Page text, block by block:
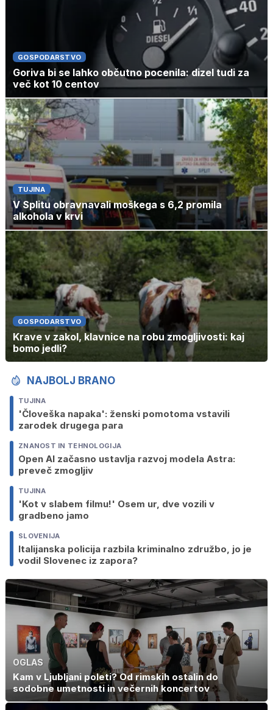
GOSPODARSTVO
Goriva bi se lahko občutno pocenila: dizel tudi za
več kot 10 centov
TUJINA
V Splitu obravnavali moškega s 6,2 promila
alkohola v krvi
GOSPODARSTVO
Krave v zakol, klavnice na robu zmogljivosti: kaj
bomo jedli?
NAJBOLJ BRANO
TUJINA
'Človeška napaka': ženski pomotoma vstavili
zarodek drugega para
ZNANOST IN TEHNOLOGIJA
Open AI začasno ustavlja razvoj modela Astra:
preveč zmogljiv
TUJINA
'Kot v slabem filmu!' Osem ur, dve vozili v
gradbeno jamo
SLOVENIJA
Italijanska policija razbila kriminalno združbo, jo je
vodil Slovenec iz zapora?
OGLAS
Kam v Ljubljani poleti? Od rimskih ostalin do
sodobne umetnosti in večernih koncertov